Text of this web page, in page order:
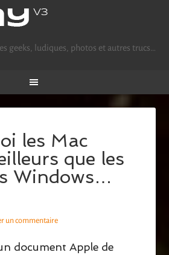
geeks, ludiques, photos et autres trucs…
les Mac
que les
Windows…
un commentaire
document Apple de